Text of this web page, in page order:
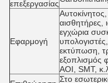
επεξεργασίας
Εφαρμογή
αισθητήρες,
εγχώρια
υπολογιστές,
εκτύπωση,
εξοπλισμός
AOI, SMT,
Στο